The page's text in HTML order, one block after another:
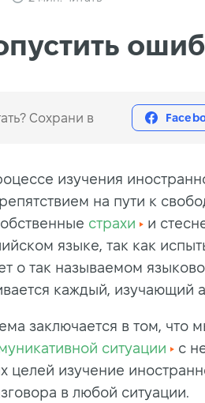
Сохрани в
изучения
на пути к
страхи
и
языке, так как
о так называемом
каждый, изучающий
заключается в том, что
ситуации
с
целей изучение
в любой ситуации.